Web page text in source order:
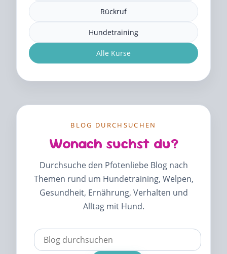
Rückruf
Hundetraining
Alle Kurse
BLOG DURCHSUCHEN
Wonach suchst du?
Durchsuche den Pfotenliebe Blog nach
Themen rund um Hundetraining, Welpen,
Gesundheit, Ernährung, Verhalten und
Alltag mit Hund.